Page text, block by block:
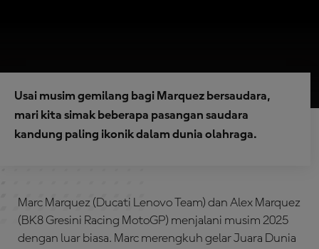
Usai musim gemilang bagi Marquez bersaudara,
mari kita simak beberapa pasangan saudara
kandung paling ikonik dalam dunia olahraga.
Marc Marquez (Ducati Lenovo Team) dan Alex Marquez
(BK8 Gresini Racing MotoGP) menjalani musim 2025
dengan luar biasa. Marc merengkuh gelar Juara Dunia